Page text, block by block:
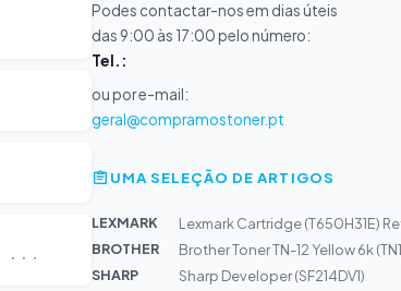
...
Podes contactar-nos em dias úteis
das 9:00 às 17:00 pelo número:
Tel.:
ou por e-mail:
geral@compramostoner.pt
UMA SELEÇÃO DE ARTIGOS
LEXMARK
Lexmark Cartridge (T650H31E)
BROTHER
Brother Toner TN-12 Yellow 6k
SHARP
Sharp Developer (SF214DV1)